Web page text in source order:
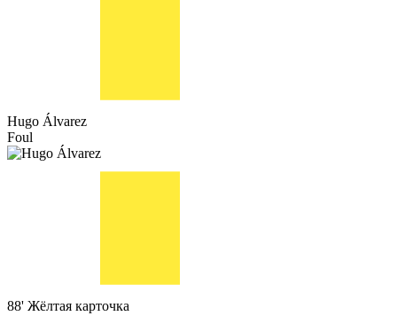
Hugo Álvarez
Foul
88' Жёлтая карточка